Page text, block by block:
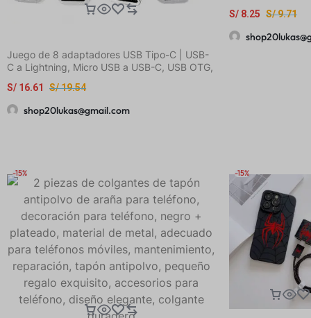
Juego de 8 adaptadores USB Tipo-C | USB-
C a Lightning, Micro USB a USB-C, USB OTG,
hembra para carga rápida y transferencia de
datos en laptops y teléfonos
S/19.54
S/ 16.61
shop20lukas@gmail.com
Móviles
iPhone 12,
HUAWEI
S/9.71
S/ 8.25
-15% -15%